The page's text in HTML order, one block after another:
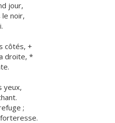
jour,
le noir,
côtés, +
droite, *
yeux,
;